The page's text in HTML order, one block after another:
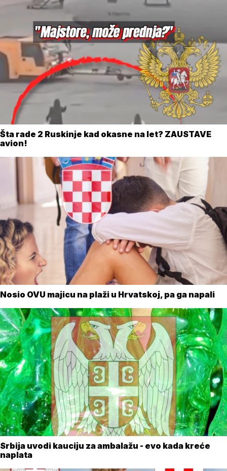
Šta rade 2 Ruskinje kad okasne na let? ZAUSTAVE
avion!
Nosio OVU majicu na plaži u Hrvatskoj, pa ga napali
Srbija uvodi kauciju za ambalažu - evo kada kreće
naplata